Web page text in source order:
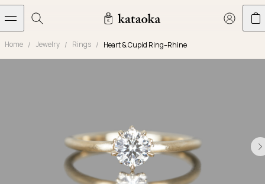
メインコンテンツへスキップ
The world of kataoka
Marriage Rings
Less is More
Snowflake
Our Houses of Artistry
Yoshinobu's Diary
Book an Appointment
Home Jewelry Rings Heart & Cupid Ring–Rhine